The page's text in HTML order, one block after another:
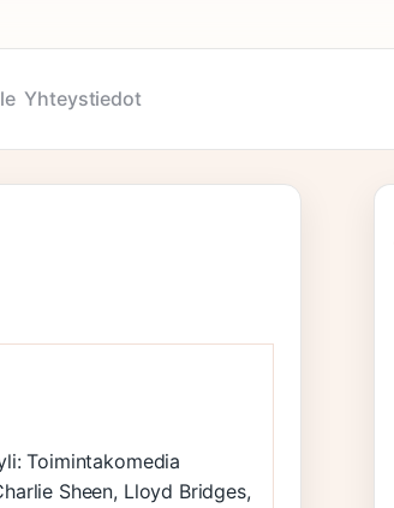
Yhteystiedot
Toimintakomedia
Sheen, Lloyd Bridges,